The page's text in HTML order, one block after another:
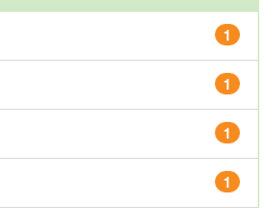
1
1
1
1